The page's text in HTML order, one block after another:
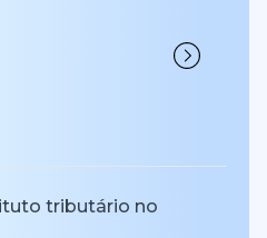
tributário no